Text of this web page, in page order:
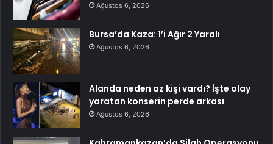
Ağustos 6, 2026
Bursa’da Kaza: 1’i Ağır 2 Yaralı
Ağustos 6, 2026
Alanda neden az kişi vardı? İşte olay
yaratan konserin perde arkası
Ağustos 6, 2026